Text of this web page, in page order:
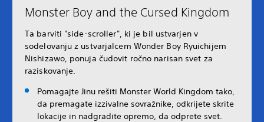
Monster Boy and the Cursed Kingdom
Ta barviti "side-scroller", ki je bil ustvarjen v
sodelovanju z ustvarjalcem Wonder Boy Ryuichijem
Nishizawo, ponuja čudovit ročno narisan svet za
raziskovanje.
Pomagajte Jinu rešiti Monster World Kingdom tako,
da premagate izzivalne sovražnike, odkrijete skrite
lokacije in nadgradite opremo, da odprete svet.